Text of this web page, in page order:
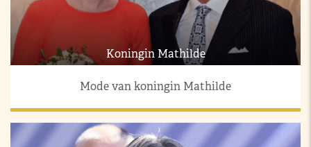
Koningin Mathilde
Mode van koningin Mathilde